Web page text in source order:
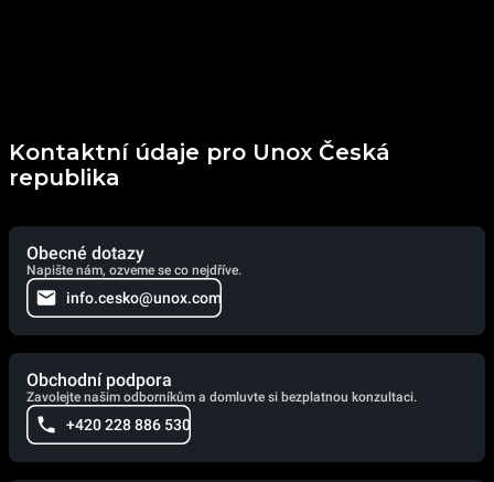
Kontaktní údaje pro Unox Česká
republika
Obecné dotazy
Napište nám, ozveme se co nejdříve.
info.cesko@unox.com
Obchodní podpora
Zavolejte našim odborníkům a domluvte si bezplatnou konzultaci.
+420 228 886 530